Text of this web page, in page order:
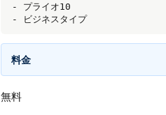
- プライオ10
料金
無料